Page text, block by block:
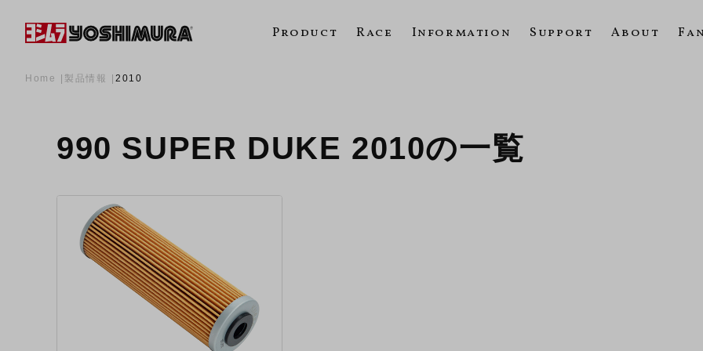
Product Race Information Support About
Home 製品情報 2010
990 SUPER DUKE 2010の一覧